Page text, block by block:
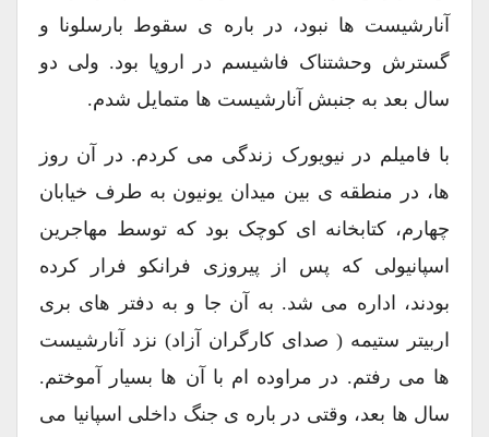
آنارشیست ها نبود، در باره ی سقوط بارسلونا و
گسترش وحشتناک فاشیسم در اروپا بود. ولی دو
سال بعد به جنبش آنارشیست ها متمایل شدم.
با فامیلم در نیویورک زندگی می کردم. در آن روز
ها، در منطقه ی بین میدان یونیون به طرف خیابان
چهارم، کتابخانه ای کوچک بود که توسط مهاجرین
اسپانیولی که پس از پیروزی فرانکو فرار کرده
بودند، اداره می شد. به آن جا و به دفتر های بری
اربیتر ستیمه ( صدای کارگران آزاد) نزد آنارشیست
ها می رفتم. در مراوده ام با آن ها بسیار آموختم.
سال ها بعد، وقتی در باره ی جنگ داخلی اسپانیا می